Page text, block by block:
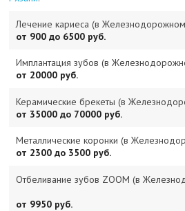
Лечение кариеса (в
от 900 до 6500 руб.
Имплантация зубов (в
от 20000 руб.
Керамические брекеты (в
от 35000 до 70000 руб.
Металлические коронки (в
от 2300 до 3500 руб.
Отбеливание зубов ZOOM (в
от 9950 руб.